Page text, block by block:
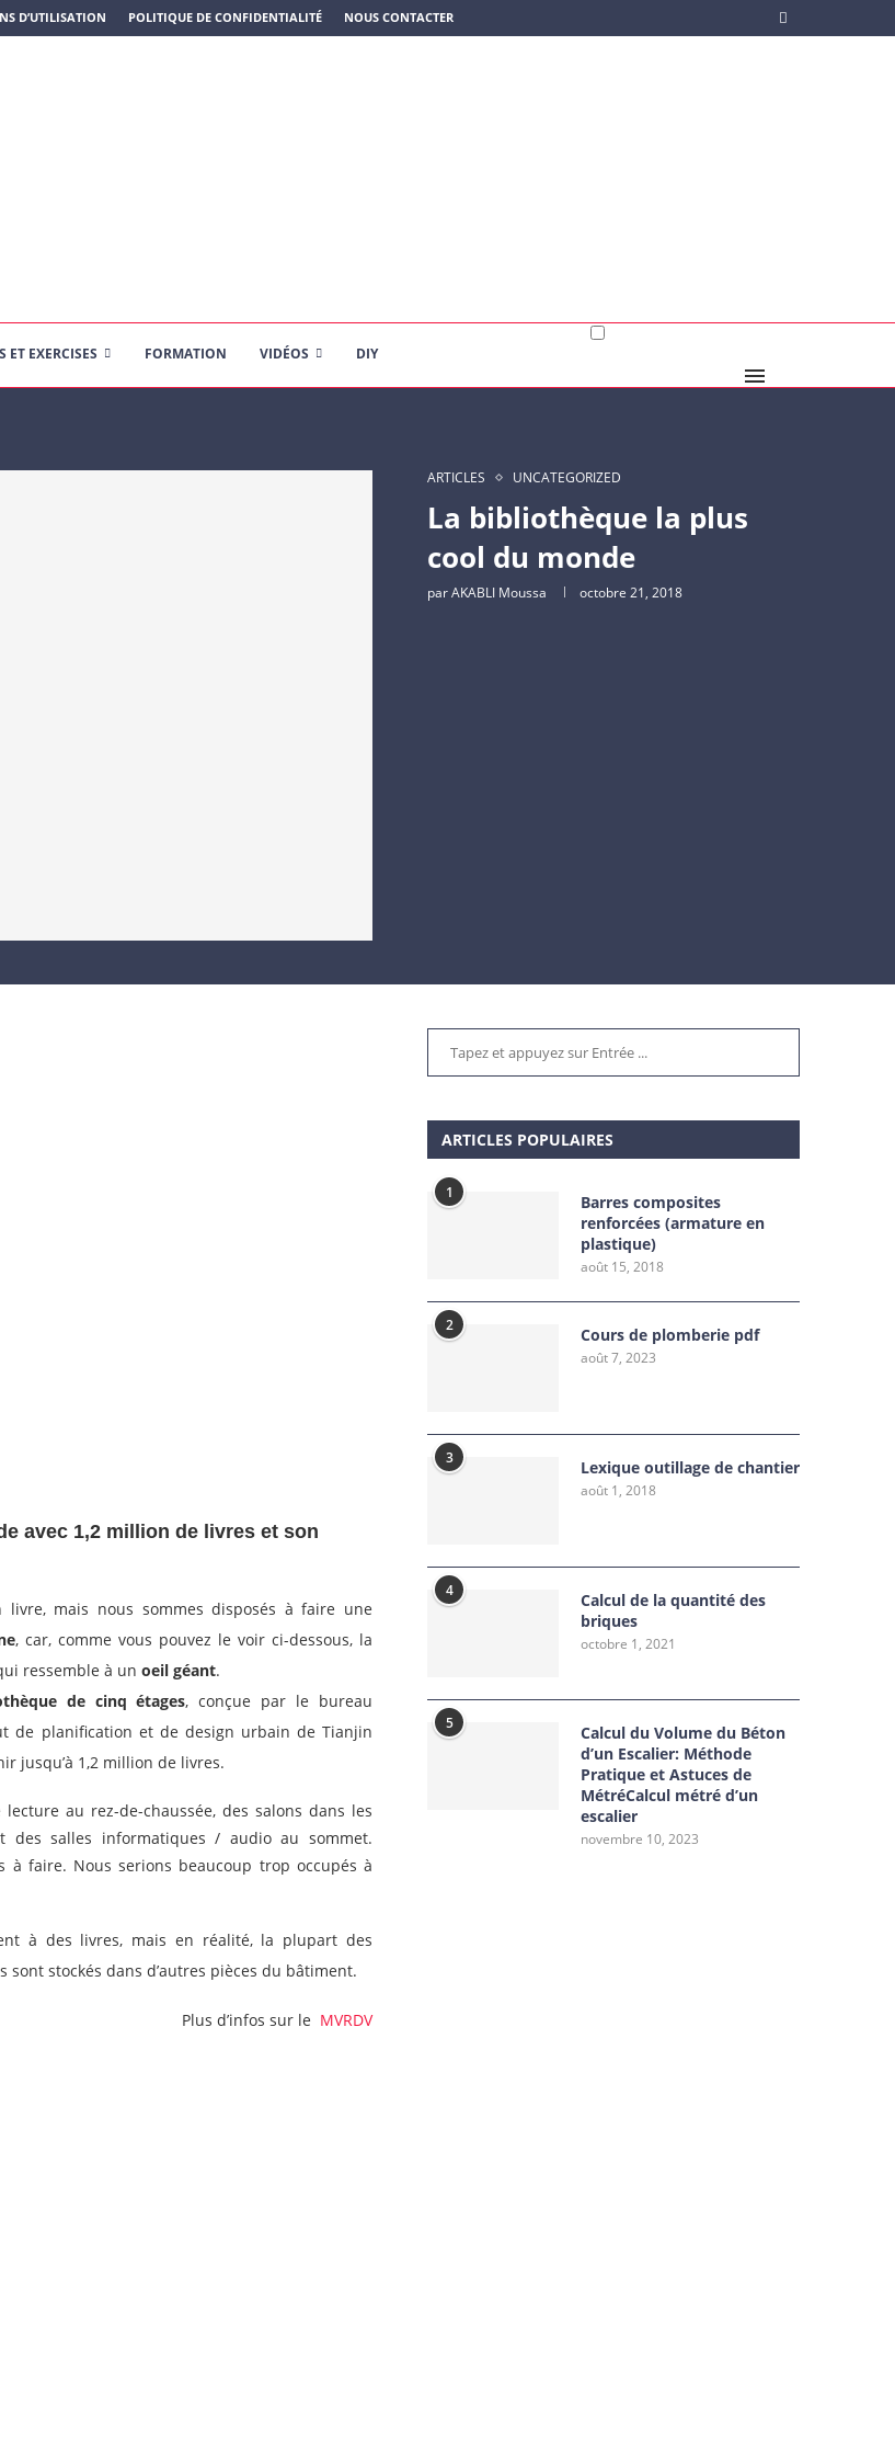
D’UTILISATION POLITIQUE DE CONFIDENTIALITÉ NOUS CONTACTER
ET EXERCISES FORMATION VIDÉOS DIY
ARTICLES UNCATEGORIZED
La bibliothèque la plus
cool du monde
parAKABLI Moussa octobre 21, 2018
avec 1,2 million de livres et son
livre, mais nous sommes disposés à faire une
, car, comme vous pouvez le voir ci-dessous, la
ressemble à un oeil géant.
de cinq étages, conçue par le bureau
de planification et de design urbain de Tianjin
jusqu’à 1,2 million de livres.
au rez-de-chaussée, des salons dans les
des salles informatiques / audio au sommet.
à faire. Nous serions beaucoup trop occupés à
à des livres, mais en réalité, la plupart des
stockés dans d’autres pièces du bâtiment.
Plus d’infos sur le MVRDV
ARTICLES POPULAIRES
1
Barres composites
renforcées (armature en
plastique)
août 15, 2018
2 Cours de plomberie pdf
août 7, 2023
3 Lexique outillage de chantier
août 1, 2018
4
Calcul de la quantité des
briques
octobre 1, 2021
5
Calcul du Volume du Béton
d’un Escalier: Méthode
Pratique et Astuces de
MétréCalcul métré d’un
escalier
novembre 10, 2023